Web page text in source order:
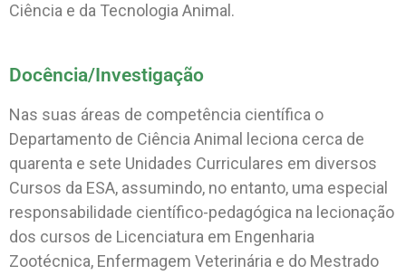
Ciência e da Tecnologia Animal.
Docência/Investigação
Nas suas áreas de competência científica o
Departamento de Ciência Animal leciona cerca de
quarenta e sete Unidades Curriculares em diversos
Cursos da ESA, assumindo, no entanto, uma especial
responsabilidade científico-pedagógica na lecionação
dos cursos de Licenciatura em Engenharia
Zootécnica, Enfermagem Veterinária e do Mestrado